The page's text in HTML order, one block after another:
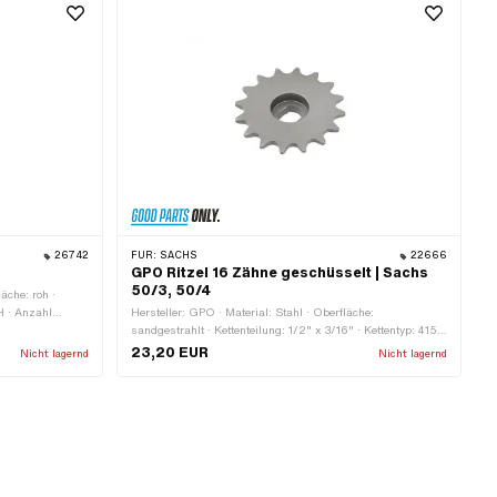
26742
roh ·
· Anzahl
Nicht lagernd
FÜR: SACHS 22666
GPO Ritzel 16 Zähne geschüsselt | Sachs
50/3, 50/4
Hersteller: GPO · Material: Stahl · Oberfläche:
sandgestrahlt · Kettenteilung: 1/2" x 3/16" · Kettentyp: 415H
· Anzahl Zähne: 16 Stk. · Aufnahmeart: Ø15 x SW12 ·
23,20 EUR Nicht lagernd